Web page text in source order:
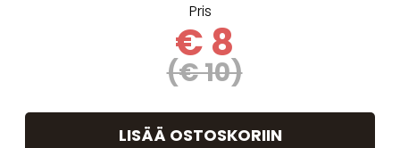
Pris
€ 8
(€ 10)
LISÄÄ OSTOSKORIIN